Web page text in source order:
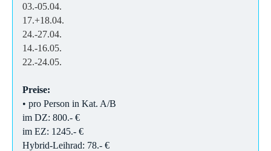
03.-05.04.
17.+18.04.
24.-27.04.
14.-16.05.
22.-24.05.
Preise:
• pro Person in Kat. A/B
im DZ: 800.- €
im EZ: 1245.- €
Hybrid-Leihrad: 78.- €